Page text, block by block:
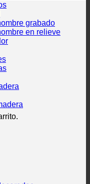
grabado
en relieve